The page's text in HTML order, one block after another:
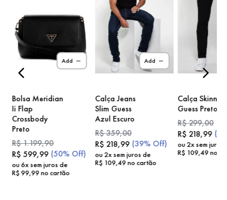
Add
Bolsa Meridian
Ii Flap
Crossbody
Preto
R$1.199,90
R$ 599,99 (50% Off)
ou 6x sem juros de
R$ 99,99no cartão
Add
Calça Jeans
Slim Guess
Azul Escuro
R$359,00
R$ 218,99 (39% Off)
ou2x sem juros de
R$ 109,49no cartão
Calça Skinny
Guess Preto
R$299,00
R$ 218,99 (
ou 2x sem juros
R$ 109,49no